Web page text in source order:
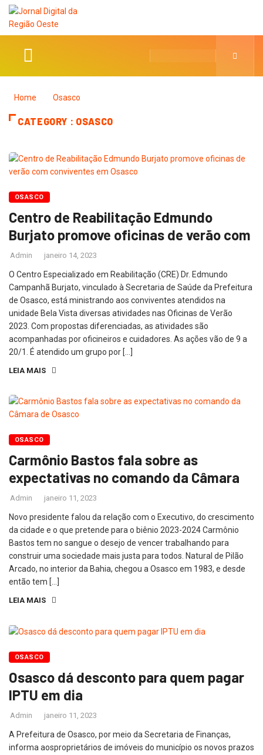
Home Osasco
CATEGORY : OSASCO
OSASCO
Centro de Reabilitação Edmundo
Burjato promove oficinas de verão com
Admin janeiro 14, 2023
O Centro Especializado em Reabilitação (CRE) Dr. Edmundo
Campanhã Burjato, vinculado à Secretaria de Saúde da Prefeitura
de Osasco, está ministrando aos conviventes atendidos na
unidade Bela Vista diversas atividades nas Oficinas de Verão
2023. Com propostas diferenciadas, as atividades são
acompanhadas por oficineiros e cuidadores. As ações vão de 9 a
20/1. É atendido um grupo por […]
LEIA MAIS
OSASCO
Carmônio Bastos fala sobre as
expectativas no comando da Câmara
Admin janeiro 11, 2023
Novo presidente falou da relação com o Executivo, do crescimento
da cidade e o que pretende para o biênio 2023-2024 Carmônio
Bastos tem no sangue o desejo de vencer trabalhando para
construir uma sociedade mais justa para todos. Natural de Pilão
Arcado, no interior da Bahia, chegou a Osasco em 1983, e desde
então tem […]
LEIA MAIS
OSASCO
Osasco dá desconto para quem pagar
IPTU em dia
Admin janeiro 11, 2023
A Prefeitura de Osasco, por meio da Secretaria de Finanças,
informa aosproprietários de imóveis do município os novos prazos